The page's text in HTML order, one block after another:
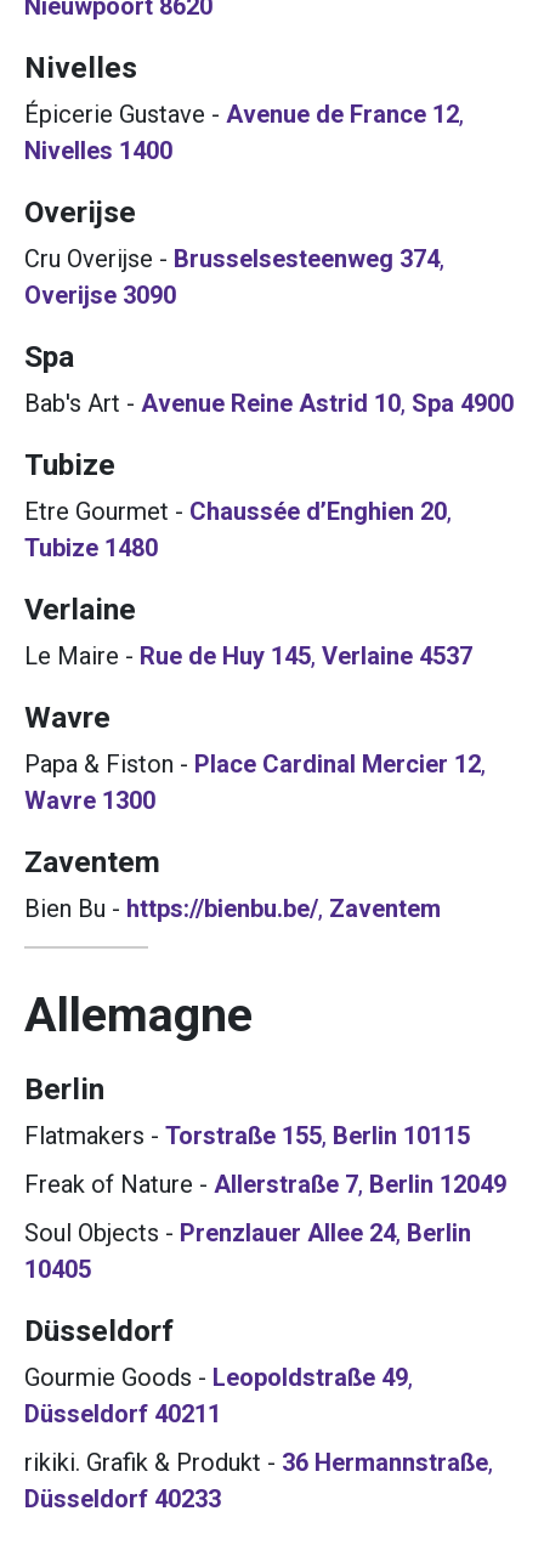
Nieuwpoort 8620
Nivelles
Épicerie Gustave - Avenue de France 12,
Nivelles 1400
Overijse
Cru Overijse - Brusselsesteenweg 374,
Overijse 3090
Spa
Bab's Art - Avenue Reine Astrid 10, Spa 4900
Tubize
Etre Gourmet - Chaussée d’Enghien 20,
Tubize 1480
Verlaine
Le Maire - Rue de Huy 145, Verlaine 4537
Wavre
Papa & Fiston - Place Cardinal Mercier 12,
Wavre 1300
Zaventem
Bien Bu - https://bienbu.be/, Zaventem
Allemagne
Berlin
Flatmakers - Torstraße 155, Berlin 10115
Freak of Nature - Allerstraße 7, Berlin 12049
Soul Objects - Prenzlauer Allee 24, Berlin
10405
Düsseldorf
Gourmie Goods - Leopoldstraße 49,
Düsseldorf 40211
rikiki. Grafik & Produkt - 36 Hermannstraße,
Düsseldorf 40233